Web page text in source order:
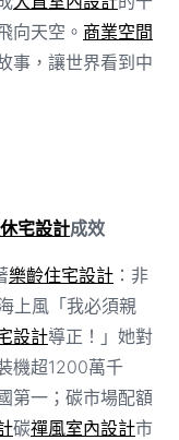
向天空。 商業空間
事，讓世界看到中
宅設計成效
樂齡住宅設計：非
上風「我必須親
設計導正！」她對
機超1200萬千
第一；碳市場配額
碳禪風室內設計市